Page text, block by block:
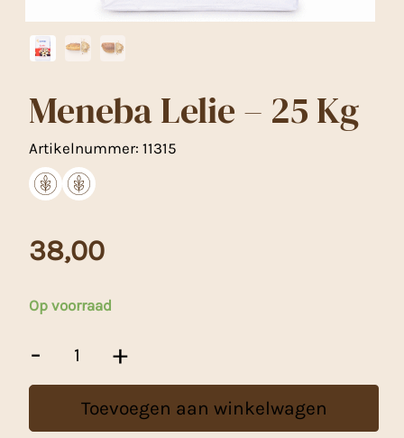
Meneba Lelie – 25 Kg
Artikelnummer: 11315
38,00
Op voorraad
-
Lelie
25
aantal
+
Toevoegen aan winkelwagen